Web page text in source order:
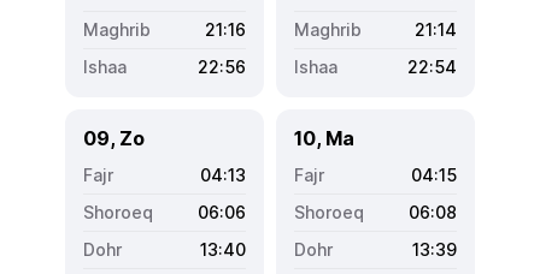
21:16
22:56
21:14
22:54
09, Zo
04:13
06:06
13:40
10, Ma
04:15
06:08
13:39